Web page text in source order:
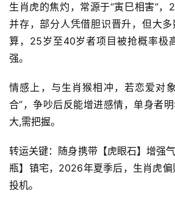
生肖虎的焦灼，常源于“寅巳相害”
并存，部分人凭借胆识晋升，但大
算，25岁至40岁者项目被抢概率极
强。
情感上，与生肖猴相冲，若恋爱对
合”，争吵后反能增进感情，单身者
大,需把握。
转运关键：随身携带【虎眼石】增强
瓶】镇宅，2026年夏季后，生肖虎
投机。